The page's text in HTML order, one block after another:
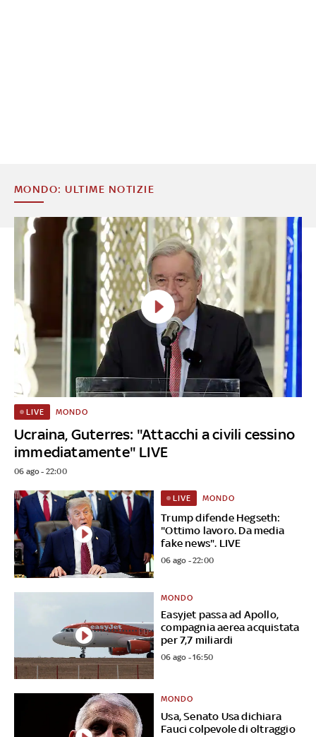
MONDO: ULTIME NOTIZIE
Ucraina, Guterres: "Attacchi a civili cessino
immediatamente" LIVE
LIVE MONDO
06 ago - 22:00
Trump difende Hegseth:
"Ottimo lavoro. Da media
fake news". LIVE
LIVE MONDO
06 ago - 22:00
Easyjet passa ad Apollo,
compagnia aerea acquistata
per 7,7 miliardi
MONDO
06 ago - 16:50
Usa, Senato Usa dichiara
Fauci colpevole di oltraggio
MONDO